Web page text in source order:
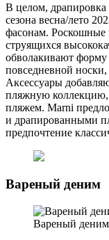
В целом,
сезона весна/лето
фасонам.
струящихся
обволакивают форму
повседневной
Аксессуары
пляжную коллекцию,
пляжем. Marni
и драпированными
предпочтение
Вареный деним
Вареный деним